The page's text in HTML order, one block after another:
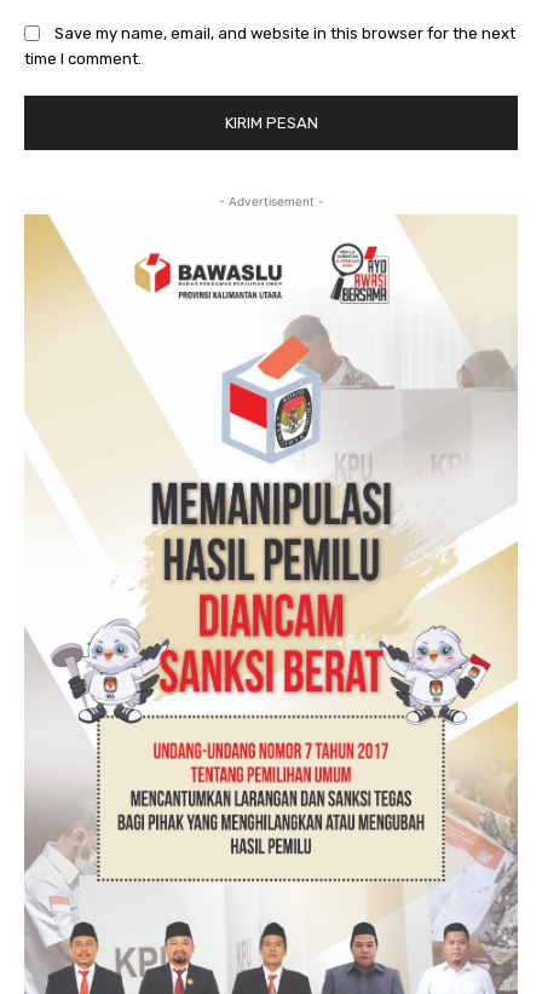
Save my name, email, and website in this browser for the next
time I comment.
- Advertisement -